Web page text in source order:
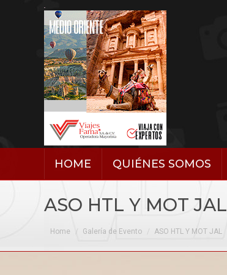
HOME QUIÉNES SOMOS
ASO HTL Y MOT JAL
Home Galería de Evento ASO HTL Y MOT JAL